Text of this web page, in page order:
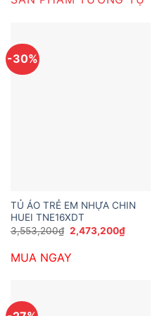
-30%
TỦ ÁO TRẺ EM NHỰA CHIN
HUEI TNE16XDT
3,553,200₫ Giá
gốc
3,553,200₫.
2,473,200₫Giá
hiện
MUA NGAY